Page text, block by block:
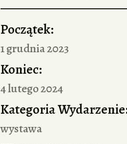
Początek:
1 grudnia 2023
Koniec:
4 lutego 2024
Kategoria
wystawa